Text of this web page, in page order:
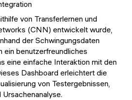
von Transferlernen und
(CNN) entwickelt wurde,
der Schwingungsdaten
ein benutzerfreundliches
eine einfache Interaktion mit den
Dashboard erleichtert die
von Testergebnissen,